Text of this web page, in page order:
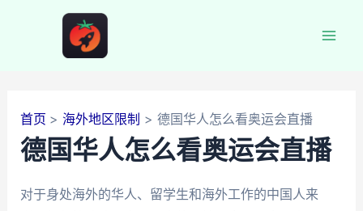
首页 海外地区限制 德国华人怎么看奥运会直播
德国华人怎么看奥运会直播
对于身处海外的华人、留学生和海外工作的中国人来